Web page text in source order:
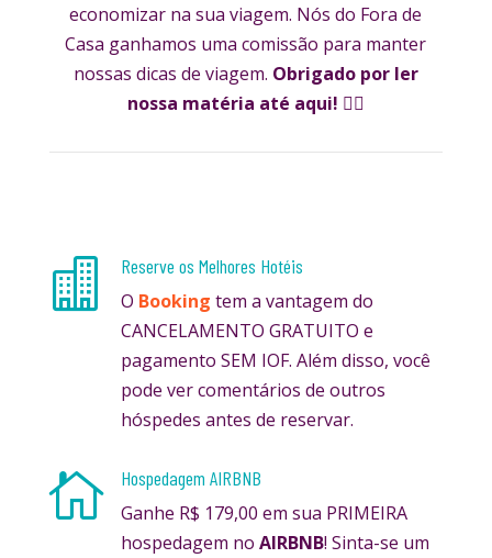
economizar na sua viagem. Nós do Fora de
Casa ganhamos uma comissão para manter
nossas dicas de viagem. Obrigado por ler
nossa matéria até aqui! ✌🏼

Reserve os Melhores Hotéis
O Booking tem a vantagem do
CANCELAMENTO GRATUITO e
pagamento SEM IOF. Além disso, você
pode ver comentários de outros
hóspedes antes de reservar.

Hospedagem AIRBNB
Ganhe R$ 179,00 em sua PRIMEIRA
hospedagem no AIRBNB! Sinta-se um